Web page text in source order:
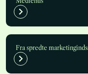
Fra spredte